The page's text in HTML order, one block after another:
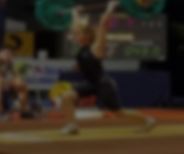
Aéronautique
Athlétisme